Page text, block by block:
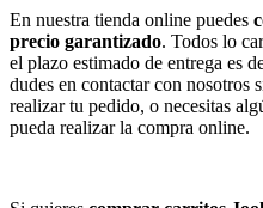
En nuestra tienda online puedes
precio garantizado. Todos lo
el plazo estimado de entrega es
dudes en contactar con nosotros
realizar tu pedido, o necesitas
pueda realizar la compra online.